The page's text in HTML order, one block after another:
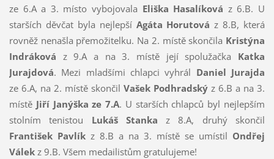
ze 6.A a 3. místo vybojovala Eliška Hasalíková z 6.B. U
starších děvčat byla nejlepší Agáta Horutová z 8.B, která
rovněž nenašla přemožitelku. Na 2. místě skončila Kristýna
Indráková z 9.A a na 3. místě její spolužačka Katka
Jurajdová. Mezi mladšími chlapci vyhrál Daniel Jurajda
ze 6.A, na 2. místě skončil Vašek Podhradský z 6.B a na 3.
místě Jiří Janýška ze 7.A. U starších chlapců byl nejlepším
stolním tenistou Lukáš Stanka z 8.A, druhý skončil
František Pavlík z 8.B a na 3. místě se umístil Ondřej
Válekz 9.B. Všem medailistům gratulujeme!